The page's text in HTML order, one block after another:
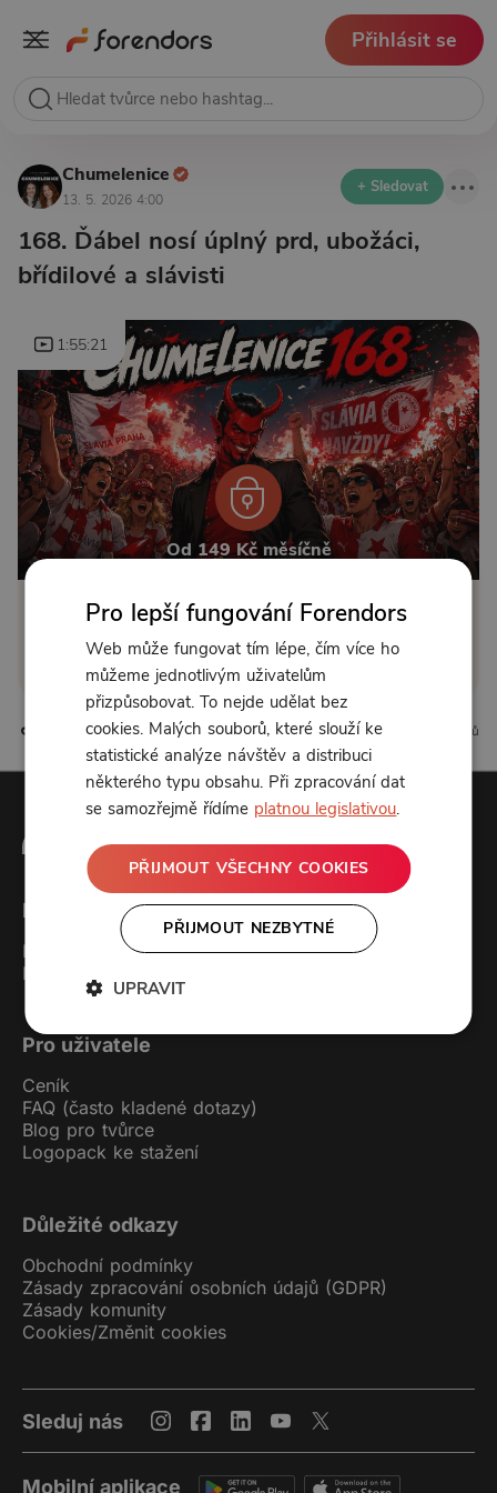
Přihlásit se
Chumelenice
13. 5. 2026 4:00
+ Sledovat
168. Ďábel nosí úplný prd, ubožáci,
břídilové a slávisti
1:55:21
Od 149 Kč měsíčně
Klikněte pro odemčení
nebo sepřihlaste
95 líbí 41 komentářů
Forendors
Kontakt
Podcast studio
Pro uživatele
Ceník
FAQ (často kladené dotazy)
Blog pro tvůrce
Logopack ke stažení
Důležité odkazy
Obchodní podmínky
Zásady zpracování osobních údajů (GDPR)
Zásady komunity
Cookies/Změnit cookies
Sleduj nás
Mobilní aplikace
Pro lepší fungování Forendors
Web může fungovat tím lépe, čím více ho
můžeme jednotlivým uživatelům
přizpůsobovat. To nejde udělat bez
cookies. Malých souborů, které slouží ke
statistické analýze návštěv a distribuci
některého typu obsahu. Při zpracování dat
se samozřejmě řídíme platnou legislativou.
PŘIJMOUT VŠECHNY COOKIES
PŘIJMOUT NEZBYTNÉ
UPRAVIT